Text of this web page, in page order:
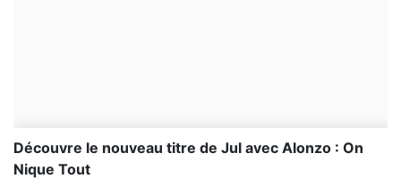
Découvre le nouveau titre de Jul avec Alonzo : On
Nique Tout